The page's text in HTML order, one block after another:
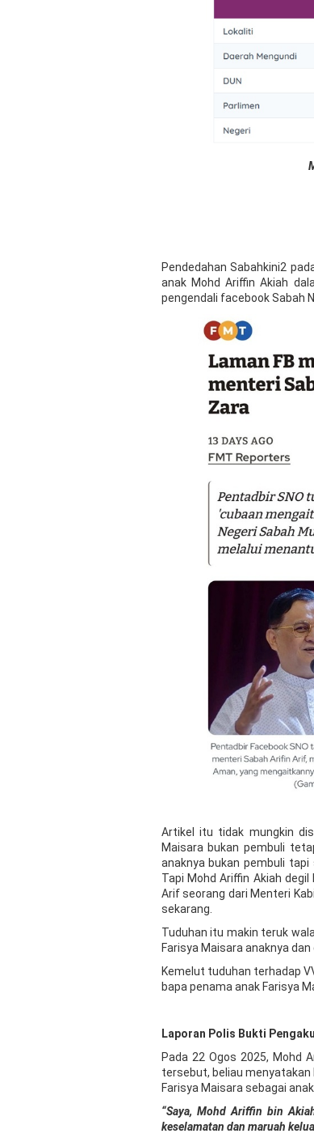
Pendedahan Sabahkini2
anak Mohd Ariffin Akiah
pengendali facebook Sabah
Artikel itu tidak mungkin
Maisara bukan pembuli
anaknya bukan pembuli
Tapi Mohd Ariffin Akiah
Arif seorang dari Menteri
sekarang.
Tuduhan itu makin teruk
Farisya Maisara anaknya
Kemelut tuduhan terhadap
bapa penama anak Farisya
Laporan Polis Bukti
Pada 22 Ogos 2025, Mohd
tersebut, beliau menyatakan
Farisya Maisara sebagai
“Saya, Mohd Ariffin bin
keselamatan dan maruah